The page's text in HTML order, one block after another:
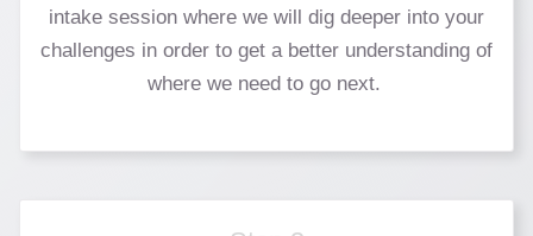
intake session where we will dig deeper into your
challenges in order to get a better understanding of
where we need to go next.